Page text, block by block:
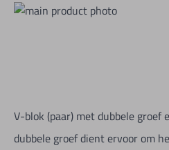
V-blok (paar) met dubbele groef
dubbele groef dient ervoor om